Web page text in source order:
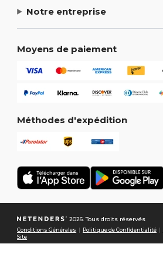
Notre entreprise
Moyens de paiement
Méthodes d'expédition
2026. Tous droits réservés
Conditions Générales Politique de Confidentialité
Site